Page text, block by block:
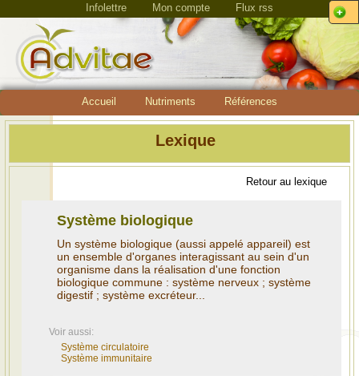
Infolettre Mon compte Flux rss
Accueil Nutriments Références
Lexique
Retour au lexique
Système biologique
Un système biologique (aussi appelé appareil) est
un ensemble d'organes interagissant au sein d'un
organisme dans la réalisation d'une fonction
biologique commune : système nerveux ; système
digestif ; système excréteur...
Voir aussi:
Système circulatoire
Système immunitaire